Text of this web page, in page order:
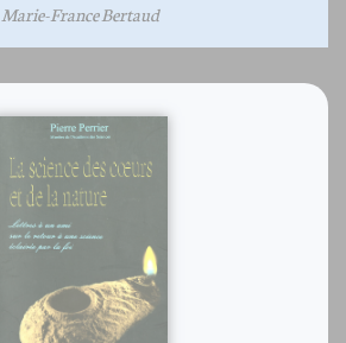
Marie-France Bertaud